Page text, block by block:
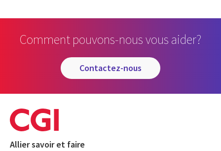
Comment pouvons-nous vous aider?
contactez-nous
Allier savoir et faire